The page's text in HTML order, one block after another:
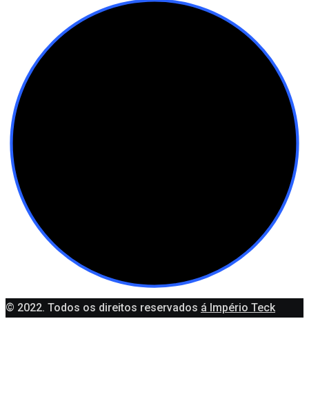
© 2022. Todos os direitos reservados á Império Teck